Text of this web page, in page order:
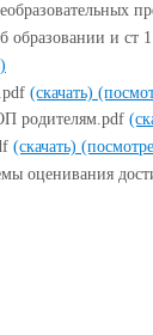
и ст
(скачать)
родителям.pdf
(скачать)
оценивания